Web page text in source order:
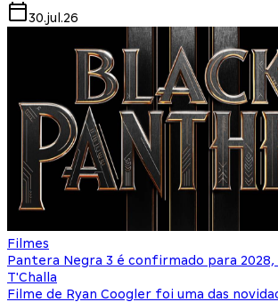
30.jul.26
Filmes
Pantera Negra 3 é confirmado para 2028,
T'Challa
Filme de Ryan Coogler foi uma das